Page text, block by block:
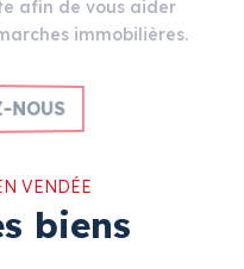
afin de vous aider
immobilières.
NOUS
VENDÉE
biens